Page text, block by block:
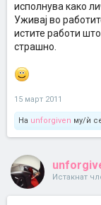
исполнува како
Уживај во
истите работи
страшно.
15 март 2011
На unforgiven му/ѝ
Истакнат